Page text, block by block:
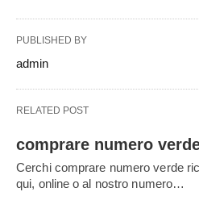
PUBLISHED BY
admin
RELATED POST
comprare numero
Cerchi comprare numero verde
qui, online o al nostro numero…